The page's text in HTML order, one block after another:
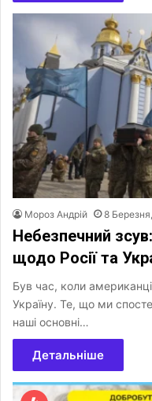
Мороз Андрій 8
Небезпечний
щодо Росії та
Був час, коли
Україну. Те, що ми
наші основні…
Детальніше